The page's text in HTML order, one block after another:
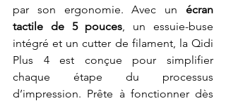
par son ergonomie. Avec un écran
tactile de 5 pouces , un essuie-buse
intégré et un cutter de filament, la Qidi
Plus 4 est conçue pour simplifier
chaque étape du processus
d’impression. Prête à fonctionner dès